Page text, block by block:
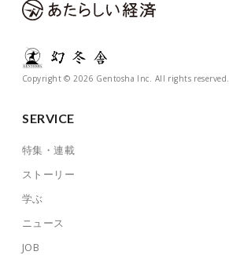
Copyright © 2026 Gentosha Inc. All rights reserved.
SERVICE
特集・連載
ストーリー
学ぶ
ニュース
JOB